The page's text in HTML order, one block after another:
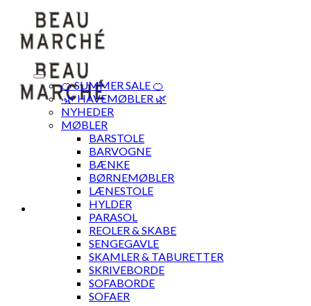
content
🍊 SUMMER SALE 🍊
·🌿 HAVEMØBLER 🌿
NYHEDER
MØBLER
BARSTOLE
BARVOGNE
BÆNKE
BØRNEMØBLER
LÆNESTOLE
HYLDER
PARASOL
REOLER & SKABE
SENGEGAVLE
SKAMLER & TABURETTER
SKRIVEBORDE
SOFABORDE
SOFAER